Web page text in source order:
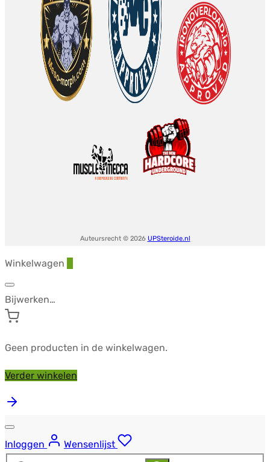
Auteursrecht © 2026 UPSteroide.nl
Winkelwagen
Bijwerken…
Geen producten in de winkelwagen.
Verder winkelen
Inloggen
Wensenlijst